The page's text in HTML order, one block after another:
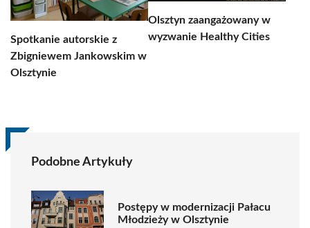
Spotkanie autorskie z
Zbigniewem Jankowskim w
Olsztynie
Olsztyn zaangażowany w
wyzwanie Healthy Cities
Podobne Artykuły
Postępy w modernizacji Pałacu
Młodzieży w Olsztynie